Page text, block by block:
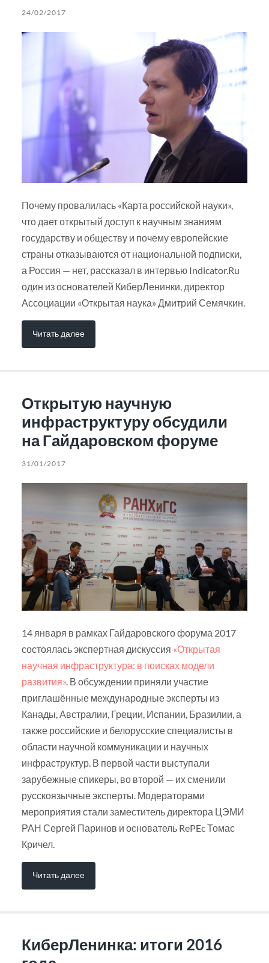
24/02/2017
Почему провалилась «Карта российской науки»,
что дает открытый доступ к научным знаниям
государству и обществу и почему европейские
страны отказываются от национальной подписки,
а Россия — нет, рассказал в интервью Indicator.Ru
один из основателей КиберЛенинки, директор
Ассоциации «Открытая наука» Дмитрий Семячкин.
Читать далее
Открытую научную
инфраструктуру обсудили
на Гайдаровском форуме
31/01/2017
14 января в рамках Гайдаровского форума 2017
состоялась экспертная дискуссия «Открытая
научная инфраструктура: в поисках модели
развития». В обсуждении приняли участие
приглашённые международные эксперты из
Канады, Австралии, Греции, Испании, Бразилии, а
также российские и белорусские специалисты в
области научной коммуникации и научных
инфраструктур. В первой части выступали
зарубежные спикеры, во второй — их сменили
русскоязычные эксперты. Модераторами
мероприятия стали заместитель директора ЦЭМИ
РАН Сергей Паринов и основатель RePEc Томас
Кричел.
Читать далее
КиберЛенинка: итоги 2016